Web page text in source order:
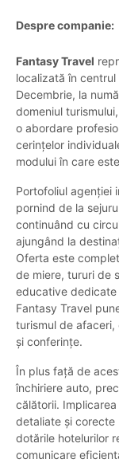
Despre companie:
Fantasy Travel
localizată în centrul
Decembrie, la
domeniul
o abordare
cerințelor
modului în care
Portofoliul agenției
pornind de la
continuând cu
ajungând la
Oferta este
de miere, tururi de
educative dedicate
Fantasy Travel
turismul de
și conferințe.
În plus față de
închiriere auto,
călătorii.
detaliate și corecte
dotările hotelurilor
comunicare